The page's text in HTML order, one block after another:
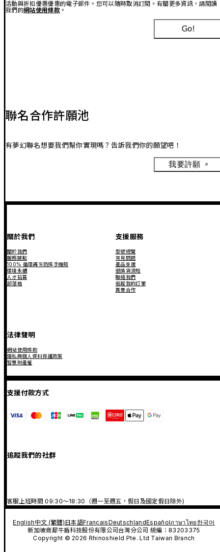
活動與折扣優惠優惠的電子郵件。您可以隨時取消訂閱。有關更多資訊，請閱讀
我們的網站使用條款。
Go!
聯名合作許願池
有夢幻聯名想要我們幫你實現嗎？告訴我們你的願望吧！
我要許願
關於我們
關於我們
服務據點
100% 循環再生防摔手機殼
環境永續
人才招募
部落格
支援服務
型號總覽
常見問題
產品支援
退換貨須知
聯絡我們
追蹤我的訂單
異業合作
法律聲明
網站使用條款
隱私與個人資料保護政策
智慧財產權
支援付款方式
追蹤我們的社群
客服上班時間 09:30～18:30（週一至週五，假日及國定假日除外)
English中文 (繁體)日本語FrançaisDeutschlandEspañolภาษาไทย 한국어
新加坡商犀牛盾科技股份有限公司台灣分公司 統編：83203375
Copyright © 2026 Rhinoshield Pte. Ltd Taiwan Branch